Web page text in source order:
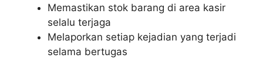
Memastikan stok barang di area kasir
selalu terjaga
Melaporkan setiap kejadian yang terjadi
selama bertugas